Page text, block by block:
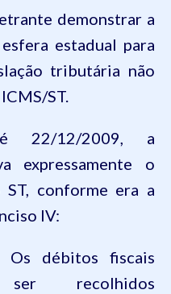
demonstrar a
estadual para
tributária não
ST.
22/12/2009, a
expressamente o
ST, conforme era a
IV:
Os débitos fiscais
recolhidos